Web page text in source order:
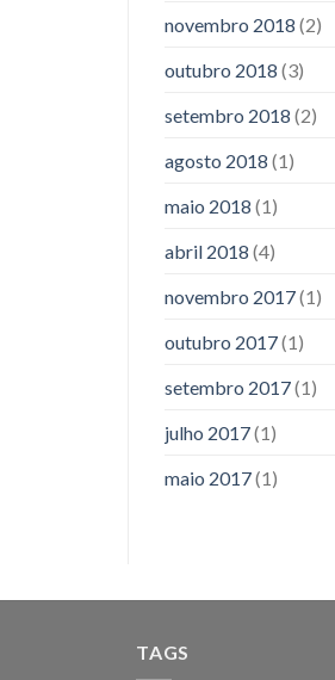
novembro 2018 (2)
outubro 2018 (3)
setembro 2018 (2)
agosto 2018 (1)
maio 2018 (1)
abril 2018 (4)
novembro 2017(1)
outubro 2017(1)
setembro 2017(1)
julho 2017(1)
maio 2017(1)
TAGS